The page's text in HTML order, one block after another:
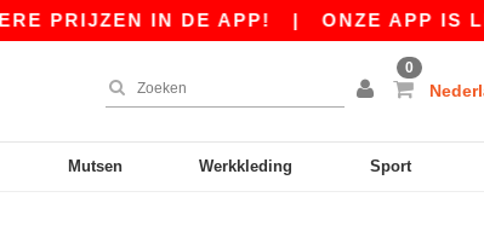
IN DE APP!|ONZE APP IS LIVE!
0
Mutsen Werkkleding Sport